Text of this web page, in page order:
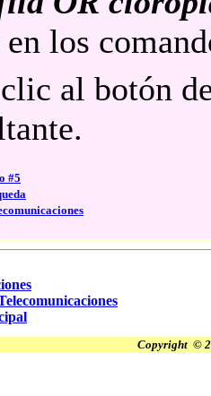
los
al botón
#5
Copyright ©